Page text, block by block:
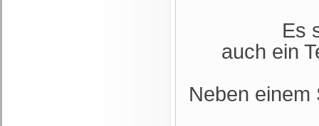
Es
auch ein
Neben einem